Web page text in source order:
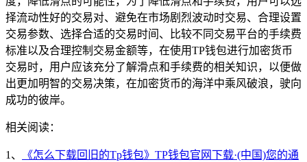
择流动性好的交易对、避免在市场剧烈波动时交易、合理设置
交易参数、选择合适的交易时间、比较不同交易平台的手续费
标准以及合理控制交易金额等，在使用TP钱包进行加密货币
交易时，用户应该充分了解滑点和手续费的相关知识，以便做
出更加明智的交易决策，在加密货币的海洋中乘风破浪，驶向
成功的彼岸。
相关阅读：
1、
《怎么下载回旧的Tp钱包》TP钱包官网下载·(中国)您的通